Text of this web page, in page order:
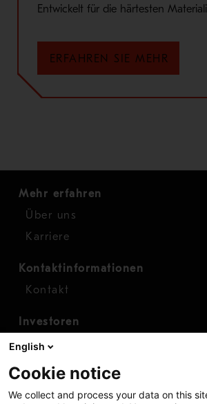
Entwickelt für die härtesten
ERFAHREN SIE MEHR
Mehr erfahren
Über uns
Karriere
Kontaktinformationen
Kontakt
Investoren
Investorenkalender
Finanzen
English
Cookie notice
We collect and process your data on this